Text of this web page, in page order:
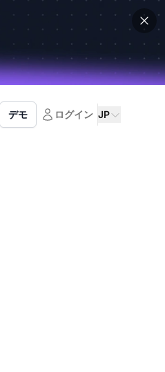
デモ ログイン JP